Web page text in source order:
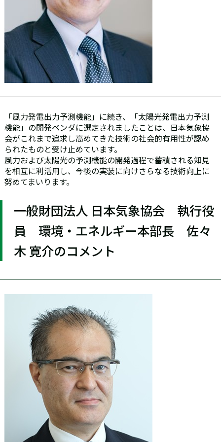
「風力発電出力予測機能」に続き、「太陽光発電出力予測
機能」の開発ベンダに選定されましたことは、日本気象協
会がこれまで追求し高めてきた技術の社会的有用性が認め
られたものと受け止めています。
風力および太陽光の予測機能の開発過程で蓄積される知見
を相互に利活用し、今後の実装に向けさらなる技術向上に
努めてまいります。
一般財団法人 日本気象協会 執行役
員 環境・エネルギー本部長 佐々
木 寛介のコメント